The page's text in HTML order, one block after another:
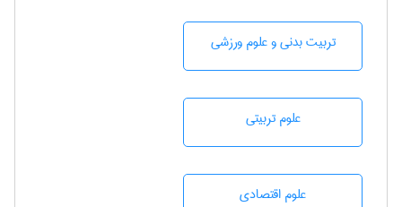
تربيت بدنی و علوم ورزشی
علوم تربيتی
علوم اقتصادی